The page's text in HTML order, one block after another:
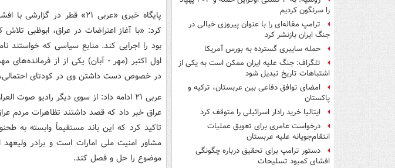
را سرنگون کردیم
ترامپ مقاله‌ای را با عنوان پیروزی خیالی در
جنگ ایران بازنشر کرد
حمله سایبری گسترده به بورس آمریکا
تلگراف: جنگ علیه ایران ممکن است به یکی از
اشتباهات تاریخ تبدیل شود
امضای توافق دفاعی بین عربستان، ترکیه و
پاکستان
ایتالیا خرید رادار اسرائیلی را متوقف کرد
درخواست عامری برای تعویق عملیات
انتقام‌جویانه علیه عربستان
دستور ترامپ برای تحقیق درباره چگونگی
افشای کمبود تسلیحات
پایگاه خبری «عربی ۲۱» قطر
کرد: «با آغاز اعتراضات در عراق، ابوظبی
بود را اجرایی کند. منابع سیاسی که خواستند
اول اکتبر (مهر - آبان) یکی از از فرمانده‌های
در خصوص دست داشتن وی در کودتای احتمالی،
عربی ۲۱ ادامه داد: از سوی دیگر رادیو صوت
عراق خبر داد که قصد داشتند تظاهرات مردم
تاکید کرد که این باند مستقیماً وابسته به
مشاور امنیت ملی امارات است و برادر
موضوع را حل و فصل کند.